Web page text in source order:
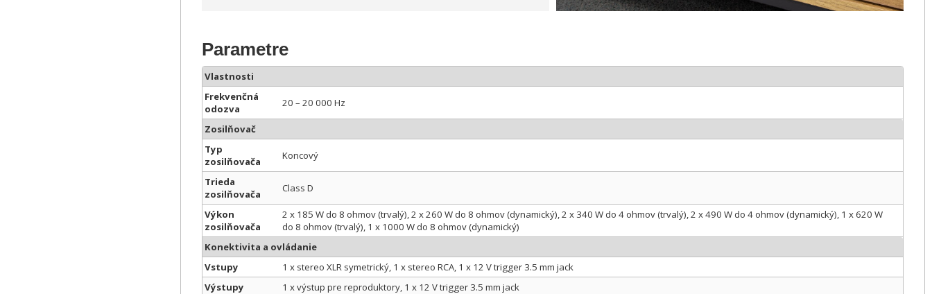
Parametre
Vlastnosti
Frekvenčná
odozva
20 – 20 000 Hz
Zosilňovač
Typ
zosilňovača
Koncový
Trieda
zosilňovača
Class D
Výkon
zosilňovača
2 x 185 W do 8 ohmov (trvalý), 2 x 260 W do 8 ohmov (dynamický), 2 x 340 W do 4 ohmov (trvalý), 2 x 490 W do 4 ohmov (dynamický), 1 x 620 W
do 8 ohmov (trvalý), 1 x 1000 W do 8 ohmov (dynamický)
Konektivita a ovládanie
Vstupy
1 x stereo XLR symetrický, 1 x stereo RCA, 1 x 12 V trigger 3.5 mm jack
Výstupy
1 x výstup pre reproduktory, 1 x 12 V trigger 3.5 mm jack